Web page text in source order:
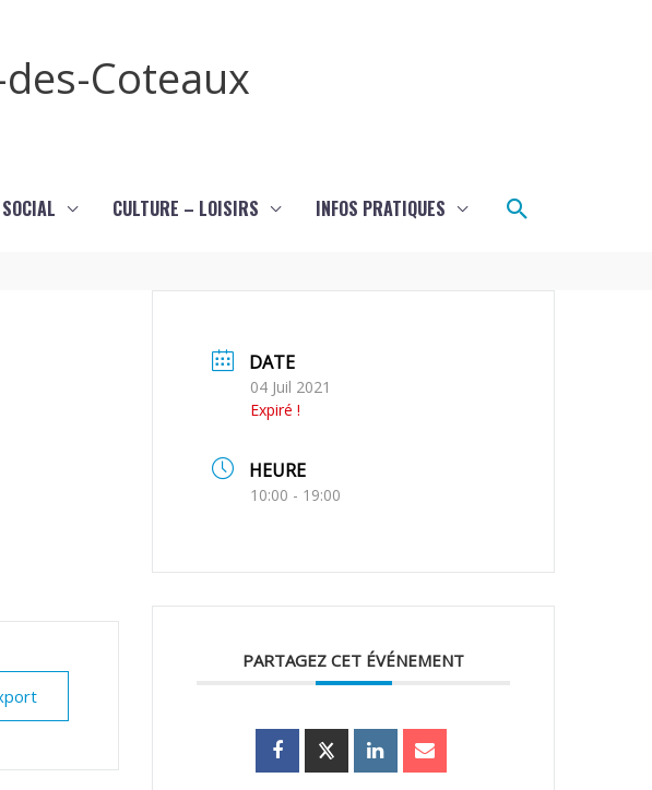
Coteaux
CULTURE – LOISIRS INFOS PRATIQUES Rechercher
DATE
04 Juil 2021
Expiré !
HEURE
10:00 - 19:00
PARTAGEZ CET ÉVÉNEMENT